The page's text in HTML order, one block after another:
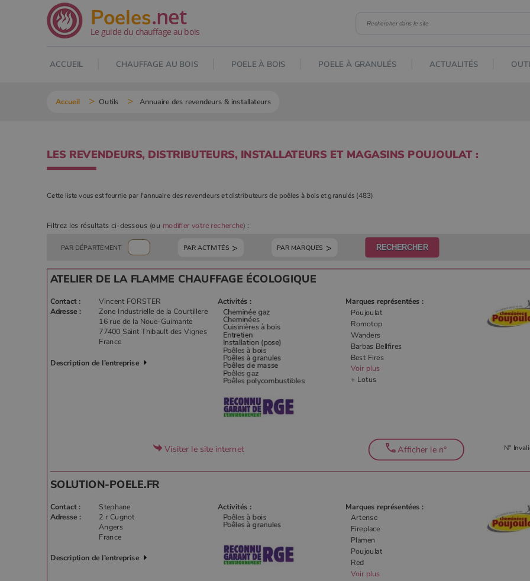
Poeles.net
Le guide du chauffage au bois
ACCUEIL CHAUFFAGE AU BOIS POELE À BOIS POELE À GRANULÉS ACTUALITÉS
Accueil Outils Annuaire des revendeurs & installateurs
LES REVENDEURS, DISTRIBUTEURS, INSTALLATEURS ET MAGASINS POUJOULAT :
Cette liste vous est fournie par l'annuaire des revendeurs et distributeurs de poêles à bois et granulés (483)
Filtrez les résultats ci-dessous (ou modifier votre recherche) :
PAR DÉPARTEMENT PAR ACTIVITÉS PAR MARQUES
ATELIER DE LA FLAMME CHAUFFAGE ÉCOLOGIQUE
Contact : Vincent FORSTER
Adresse : Zone Industrielle de la Courtillere
16 rue de la Noue-Guimante
77400 Saint Thibault des Vignes
France
Description de l'entreprise
Activités : Marques représentées :
Poujoulat
Romotop
Wanders
Barbas Bellfires
Best Fires
Voir plus
+ Lotus
N°
Afficher le n°
Visiter le site internet
SOLUTION-POELE.FR
Contact :
Stephane
Adresse :
2 r Cugnot
Angers
France
Description de l'entreprise
Activités : Marques représentées :
Artense
Fireplace
Plamen
Poujoulat
Red
Voir plus